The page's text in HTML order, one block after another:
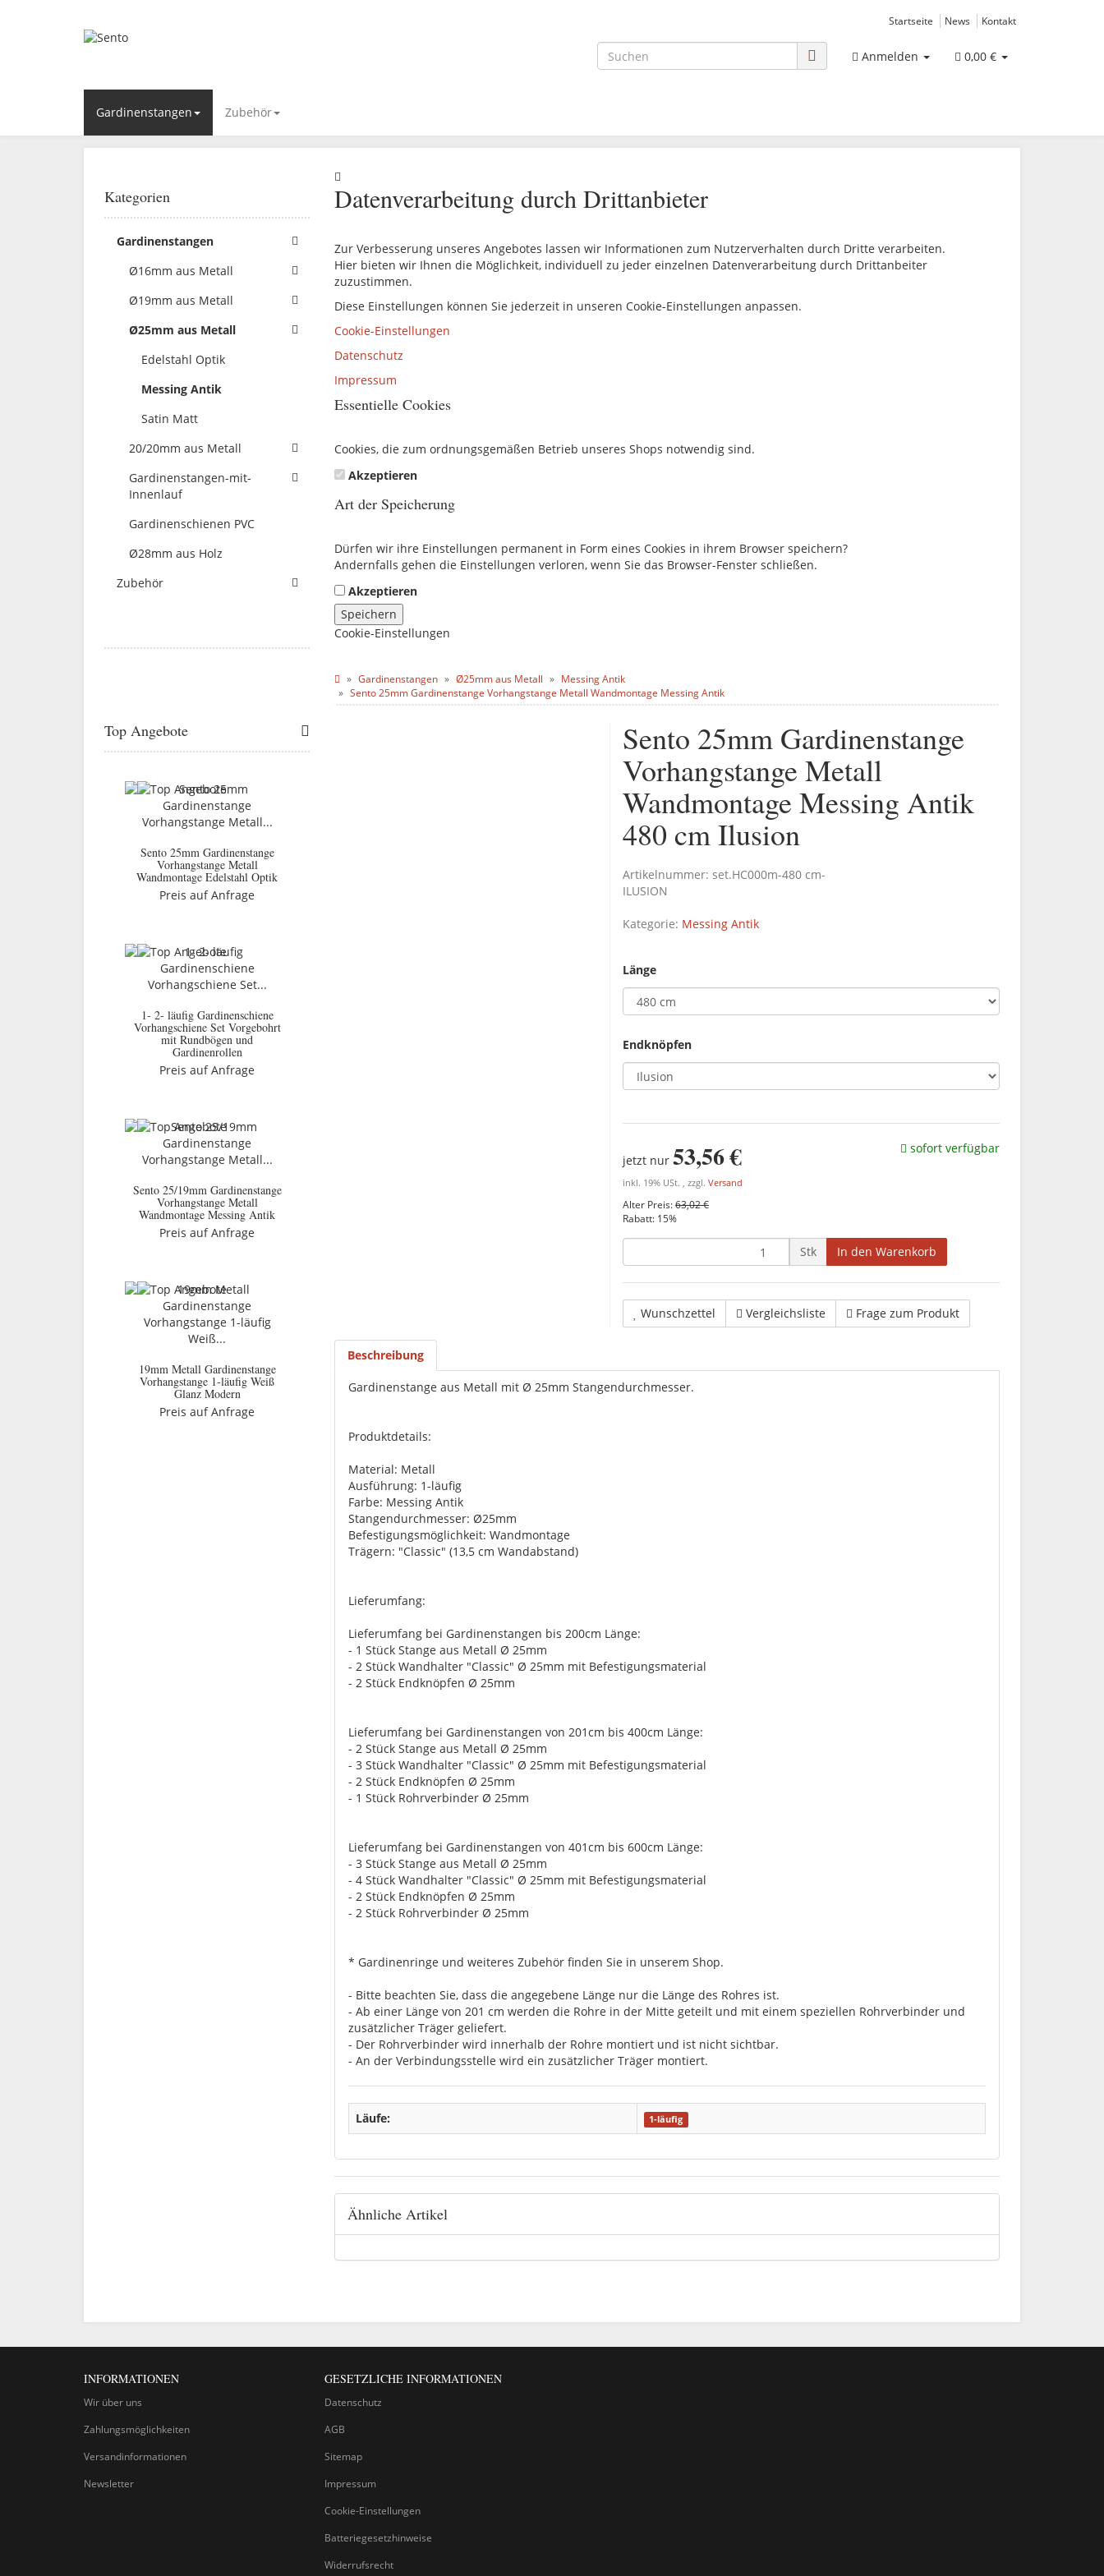
Startseite News Kontakt
Anmelden 0,00 €
Gardinenstangen Zubehör
Datenverarbeitung durch Drittanbieter
Zur Verbesserung unseres Angebotes lassen wir Informationen zum Nutzerverhalten durch Dritte verarbeiten.
Hier bieten wir Ihnen die Möglichkeit, individuell zu jeder einzelnen Datenverarbeitung durch Drittanbeiter
zuzustimmen.
Diese Einstellungen können Sie jederzeit in unseren Cookie-Einstellungen anpassen.
Cookie-Einstellungen
Datenschutz
Impressum
Essentielle Cookies
Cookies, die zum ordnungsgemäßen Betrieb unseres Shops notwendig sind.
Akzeptieren
Art der Speicherung
Dürfen wir ihre Einstellungen permanent in Form eines Cookies in ihrem Browser speichern?
Andernfalls gehen die Einstellungen verloren, wenn Sie das Browser-Fenster schließen.
Akzeptieren
Speichern
Cookie-Einstellungen
Gardinenstangen Ø25mm aus Metall
Messing Antik
Sento 25mm Gardinenstange Vorhangstange Metall Wandmontage Messing Antik
Sento 25mm Gardinenstange
Vorhangstange Metall
Wandmontage Messing Antik
480 cm Ilusion
Artikelnummer: set.HC000m-480 cm-
ILUSION
Kategorie: Messing Antik
Länge
Endknöpfen
jetzt nur 53,56 €
inkl. 19% USt. , zzgl. Versand
Alter Preis:63,02 €
Rabatt: 15%
sofort verfügbar
Stk In den Warenkorb
Wunschzettel Vergleichsliste Frage zum Produkt
Beschreibung
Gardinenstange aus Metall mit Ø 25mm Stangendurchmesser.
Produktdetails:
Material: Metall
Ausführung: 1-läufig
Farbe: Messing Antik
Stangendurchmesser: Ø25mm
Befestigungsmöglichkeit: Wandmontage
Trägern: "Classic" (13,5 cm Wandabstand)
Lieferumfang:
Lieferumfang bei Gardinenstangen bis 200cm Länge:
- 1 Stück Stange aus Metall Ø 25mm
- 2 Stück Wandhalter "Classic" Ø 25mm mit Befestigungsmaterial
- 2 Stück Endknöpfen Ø 25mm
Lieferumfang bei Gardinenstangen von 201cm bis 400cm Länge:
- 2 Stück Stange aus Metall Ø 25mm
- 3 Stück Wandhalter "Classic" Ø 25mm mit Befestigungsmaterial
- 2 Stück Endknöpfen Ø 25mm
- 1 Stück Rohrverbinder Ø 25mm
Lieferumfang bei Gardinenstangen von 401cm bis 600cm Länge:
- 3 Stück Stange aus Metall Ø 25mm
- 4 Stück Wandhalter "Classic" Ø 25mm mit Befestigungsmaterial
- 2 Stück Endknöpfen Ø 25mm
- 2 Stück Rohrverbinder Ø 25mm
* Gardinenringe und weiteres Zubehör finden Sie in unserem Shop.
- Bitte beachten Sie, dass die angegebene Länge nur die Länge des Rohres ist.
- Ab einer Länge von 201 cm werden die Rohre in der Mitte geteilt und mit einem speziellen Rohrverbinder und
zusätzlicher Träger geliefert.
- Der Rohrverbinder wird innerhalb der Rohre montiert und ist nicht sichtbar.
- An der Verbindungsstelle wird ein zusätzlicher Träger montiert.
Läufe: 1-läufig
Ähnliche Artikel
Kategorien
Gardinenstangen
Ø16mm aus Metall
Ø19mm aus Metall
Ø25mm aus Metall
Edelstahl Optik
Messing Antik
Satin Matt
20/20mm aus Metall
Gardinenstangen-mit-
Innenlauf
Gardinenschienen PVC
Ø28mm aus Holz
Zubehör
Top Angebote
Sento 25mm Gardinenstange
Vorhangstange Metall
Wandmontage Edelstahl Optik
Preis auf Anfrage
1- 2- läufig Gardinenschiene
Vorhangschiene Set Vorgebohrt
mit Rundbögen und
Gardinenrollen
Preis auf Anfrage
Sento 25/19mm Gardinenstange
Vorhangstange Metall
Wandmontage Messing Antik
Preis auf Anfrage
19mm Metall Gardinenstange
Vorhangstange 1-läufig Weiß
Glanz Modern
Preis auf Anfrage
INFORMATIONEN
Wir über uns
Zahlungsmöglichkeiten
Versandinformationen
Newsletter
GESETZLICHE INFORMATIONEN
Datenschutz
AGB
Sitemap
Impressum
Cookie-Einstellungen
Batteriegesetzhinweise
Widerrufsrecht